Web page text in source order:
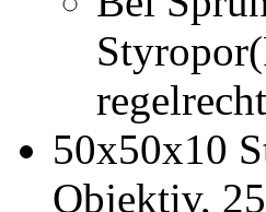
regelrecht
50x50x10
Objektiv,